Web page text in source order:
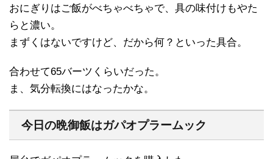
おにぎりはご飯がべちゃべちゃで、具の味付けもやた
らと濃い。
まずくはないですけど、だから何？といった具合。
合わせて65バーツくらいだった。
ま、気分転換にはなったかな。
今日の晩御飯はガパオプラームック